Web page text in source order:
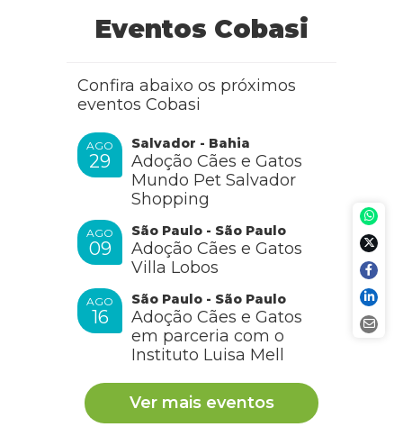
Eventos Cobasi
Confira abaixo os próximos
eventos Cobasi
AGO
29
Salvador - Bahia
Adoção Cães e Gatos
Mundo Pet Salvador
Shopping
AGO
09
São Paulo - São Paulo
Adoção Cães e Gatos
Villa Lobos
AGO
16
São Paulo - São Paulo
Adoção Cães e Gatos
em parceria com o
Instituto Luisa Mell
Ver mais eventos